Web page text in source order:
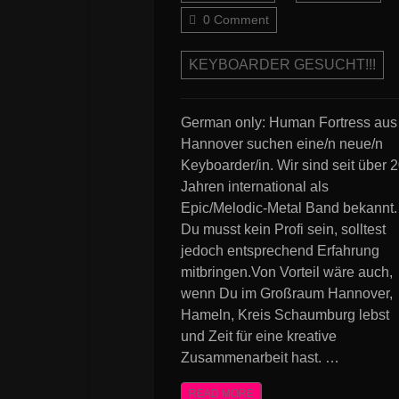
0 Comment
KEYBOARDER GESUCHT!!!
German only: Human Fortress aus
Hannover suchen eine/n neue/n
Keyboarder/in. Wir sind seit über
Jahren international als
Epic/Melodic-Metal Band bekannt.
Du musst kein Profi sein, solltest
jedoch entsprechend Erfahrung
mitbringen.Von Vorteil wäre auch,
wenn Du im Großraum Hannover,
Hameln, Kreis Schaumburg lebst
und Zeit für eine kreative
Zusammenarbeit hast. …
READ MORE